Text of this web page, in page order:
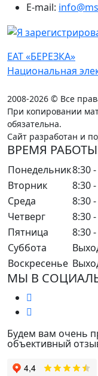
E-mail:
ЕАТ «БЕРЕЗКА»
Национальная
2008-2026 © Все
При копировании
обязательна.
Сайт разработан и
ВРЕМЯ РАБОТЫ
Понедельник8:30
Вторник
8:30
Среда
8:30
Четверг
8:30
Пятница
8:30
Суббота
Воскресенье
МЫ В
Будем вам очень
объективный